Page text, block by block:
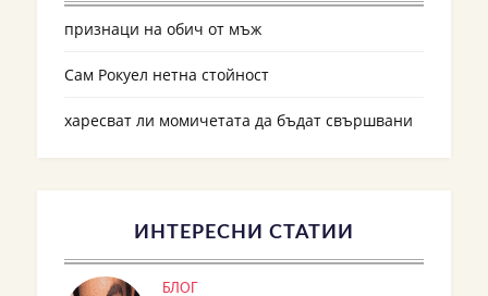
признаци на обич от мъж
Сам Рокуел нетна стойност
харесват ли момичетата да бъдат свършвани
ИНТЕРЕСНИ СТАТИИ
БЛОГ